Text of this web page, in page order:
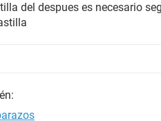
del despues es necesario